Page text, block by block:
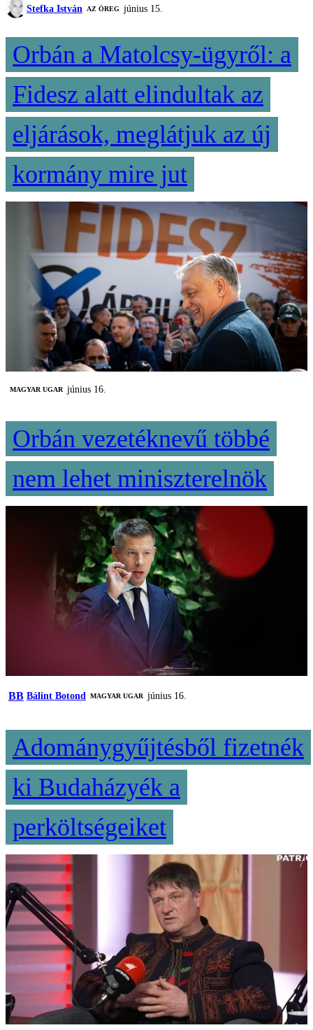
Stefka István AZ ÖREG június 15.
Orbán a Matolcsy-ügyről: a
Fidesz alatt elindultak az
eljárások, meglátjuk az új
kormány mire jut
MAGYAR UGAR június 16.
Orbán vezetéknevű többé
nem lehet miniszterelnök
BB Bálint Botond MAGYAR UGAR június 16.
Adománygyűjtésből fizetnék
ki Budaházyék a
perköltségeiket